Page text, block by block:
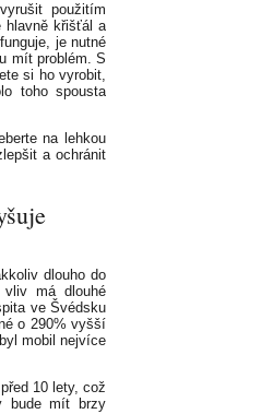
použitím
hlavně křišťál a
je nutné
mít problém. S
si ho vyrobit,
toho spousta
na lehkou
a ochránit
dlouho do
má dlouhé
ve Švédsku
o 290% vyšší
mobil nejvíce
10 lety, což
bude mít brzy